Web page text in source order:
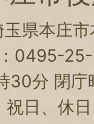
県本庄市
0495-25-
30分 閉
祝日、休